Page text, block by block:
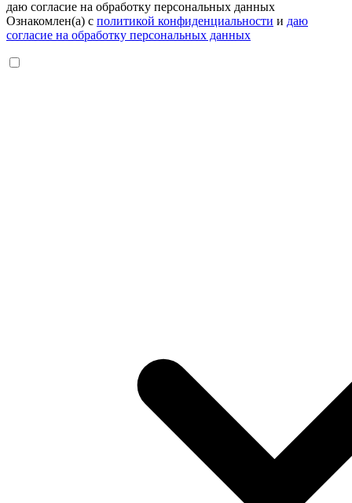
даю согласие на обработку персональных данных
Ознакомлен(а) с политикой конфиденциальности и даю
согласие на обработку персональных данных